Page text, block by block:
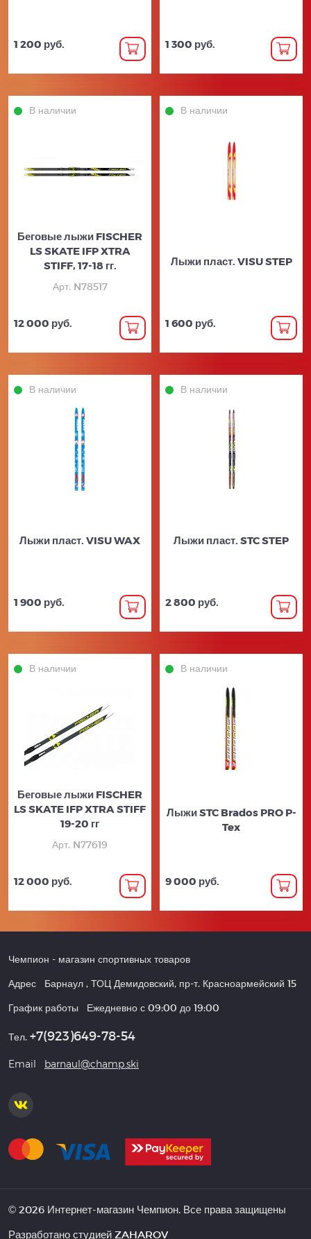
1 200 руб. 1 300 руб.
В наличии
Беговые лыжи FISCHER
LS SKATE IFP XTRA
STIFF, 17-18 гг.
Арт. N78517
12 000 руб.
В наличии
Лыжи пласт. VISU STEP
1 600 руб.
В наличии
Лыжи пласт. VISU WAX
1 900 руб.
В наличии
Лыжи пласт. STC STEP
2 800 руб.
В наличии
Беговые лыжи FISCHER
LS SKATE IFP XTRA STIFF
19-20 гг
Арт. N77619
12 000 руб.
В наличии
Лыжи STC Brados PRO P-
Tex
9 000 руб.
Чемпион - магазин спортивных товаров
Адрес Барнаул , ТОЦ Демидовский, пр-т. Красноармейский 15
График работы Ежедневно с 09:00 до 19:00
Тел. +7(923)649-78-54
Email barnaul@champ.ski
© 2026 Интернет-магазин Чемпион. Все права защищены
Разработано студией ZAHAROV